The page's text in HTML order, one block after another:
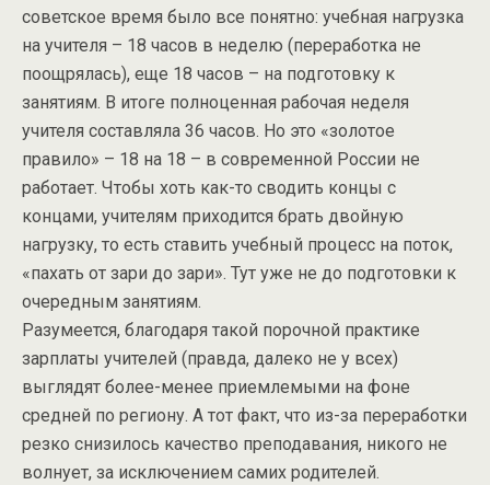
советское время было все понятно: учебная нагрузка
на учителя – 18 часов в неделю (переработка не
поощрялась), еще 18 часов – на подготовку к
занятиям. В итоге полноценная рабочая неделя
учителя составляла 36 часов. Но это «золотое
правило» – 18 на 18 – в современной России не
работает. Чтобы хоть как-то сводить концы с
концами, учителям приходится брать двойную
нагрузку, то есть ставить учебный процесс на поток,
«пахать от зари до зари». Тут уже не до подготовки к
очередным занятиям.
Разумеется, благодаря такой порочной практике
зарплаты учителей (правда, далеко не у всех)
выглядят более-менее приемлемыми на фоне
средней по региону. А тот факт, что из-за переработки
резко снизилось качество преподавания, никого не
волнует, за исключением самих родителей.